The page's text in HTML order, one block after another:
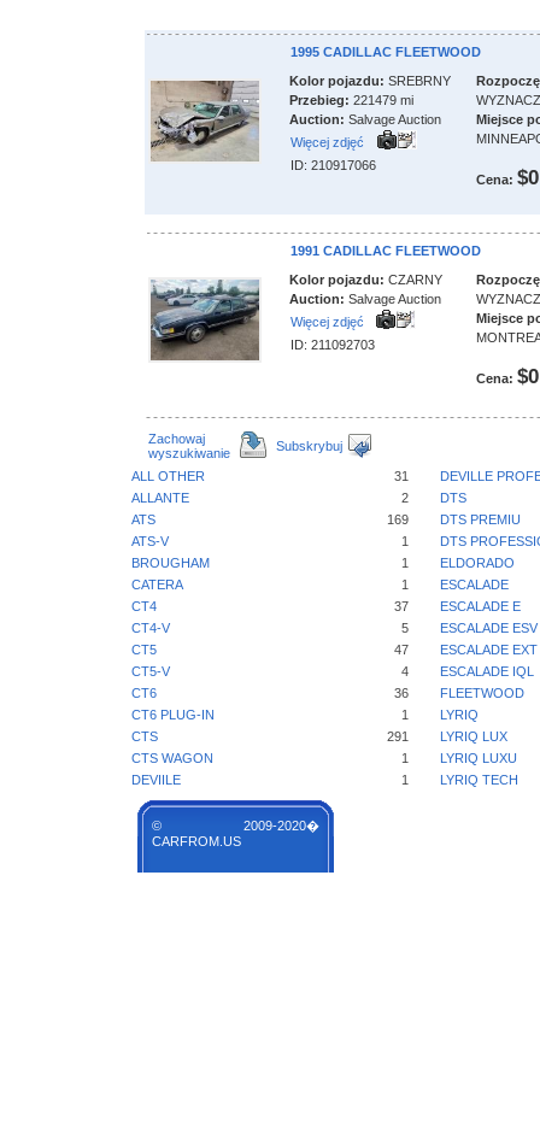
1995 CADILLAC FLEETWOOD
Kolor pojazdu: SREBRNY
Przebieg: 221479 mi
Auction: Salvage Auction
Więcej zdjęć
ID: 210917066
Miejsce
Cena: $0
1991 CADILLAC FLEETWOOD
Kolor pojazdu: CZARNY
Auction: Salvage Auction
Więcej zdjęć
ID: 211092703
Miejsce
Cena: $0
Zachowaj
wyszukiwanie
Subskrybuj
ALL OTHER 31
DEVILLE
ALLANTE
2
DTS
ATS
169
DTS PREMIU
ATS-V
1
DTS
BROUGHAM
1
ELDORADO
CATERA
1
ESCALADE
CT4
37
ESCALADE E
CT4-V
5
ESCALADE ESV
CT5
47
ESCALADE EXT
CT5-V
4
ESCALADE IQL
CT6
36
FLEETWOOD
CT6 PLUG-IN
1
LYRIQ
CTS
291
LYRIQ LUX
CTS WAGON
1
LYRIQ LUXU
DEVIILE
1 LYRIQ TECH
© 2009-2020�
CARFROM.US